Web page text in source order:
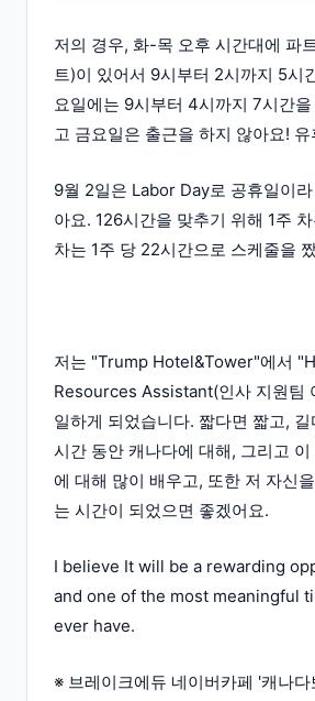
저의 경우, 화-목 오후 시간대에 파
트)이 있어서 9시부터 2시까지 5시
요일에는 9시부터 4시까지 7시간
고 금요일은 출근을 하지 않아요! 유
9월 2일은 Labor Day로 공휴일이
아요. 126시간을 맞추기 위해 1주
차는 1주 당 22시간으로 스케줄을
저는 "Trump Hotel&Tower"에서
Resources Assistant(인사 지원팀
일하게 되었습니다. 짧다면 짧고,
시간 동안 캐나다에 대해, 그리고
에 대해 많이 배우고, 또한 저 자신
는 시간이 되었으면 좋겠어요.
I believe It will be a rewarding
and one of the most meaningful
ever have.
※ 브레이크에듀 네이버카페 '캐나